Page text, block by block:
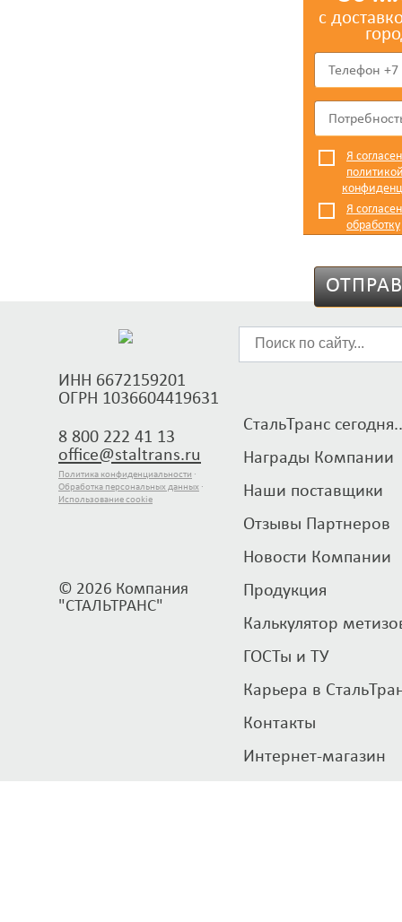
с
Я
Я
обработку
ИНН 6672159201
ОГРН 1036604419631
8 800 222 41 13
office@staltrans.ru
Политика конфиденциальности ·
Обработка персональных данных ·
Использование cookie
© 2026 Компания
"СТАЛЬТРАНС"
СтальТранс
Награды Компании
Наши поставщики
Отзывы Партнеров
Новости Компании
Продукция
Калькулятор
ГОСТы и ТУ
Карьера в
Контакты
Интернет-магазин